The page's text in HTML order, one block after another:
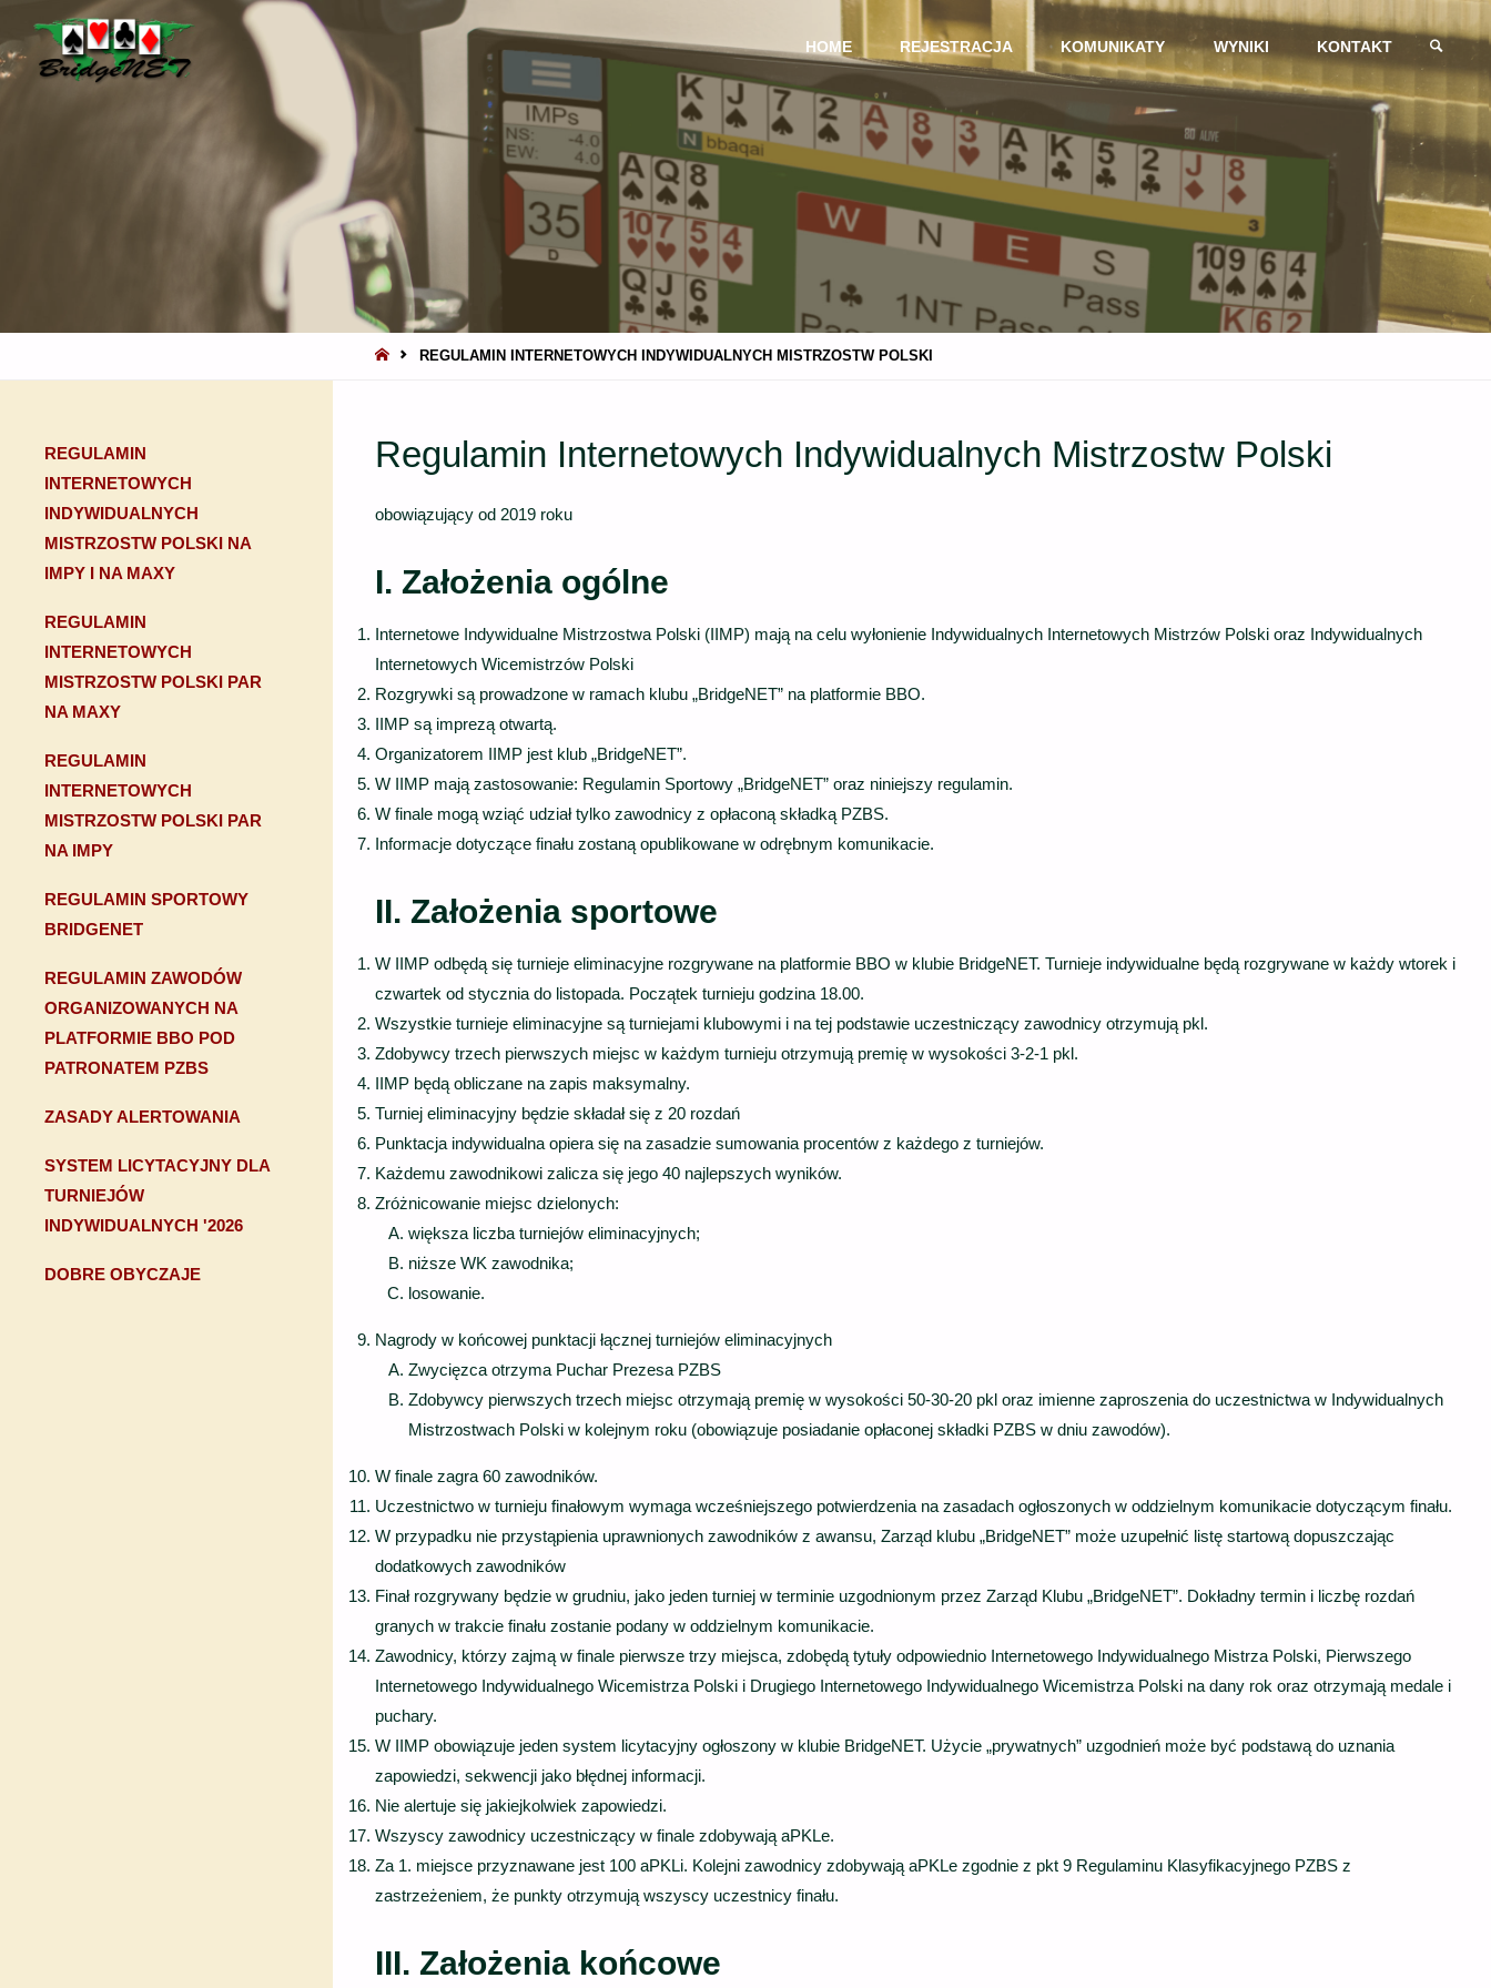
BRIDGENET
do
treści
HOME REJESTRACJA KOMUNIKATY WYNIKI KONTAKT
SZUKAJ
STRONA
REGULAMIN INTERNETOWYCH INDYWIDUALNYCH MISTRZOSTW POLSKI
Regulamin Internetowych Indywidualnych Mistrzostw Polski
obowiązujący od 2019 roku
I. Założenia ogólne
Internetowe Indywidualne Mistrzostwa Polski (IIMP) mają na celu wyłonienie Indywidualnych Internetowych Mistrzów Polski oraz Indywidualnych
Internetowych Wicemistrzów Polski
Rozgrywki są prowadzone w ramach klubu „BridgeNET” na platformie BBO.
IIMP są imprezą otwartą.
Organizatorem IIMP jest klub „BridgeNET”.
W IIMP mają zastosowanie: Regulamin Sportowy „BridgeNET” oraz niniejszy regulamin.
W finale mogą wziąć udział tylko zawodnicy z opłaconą składką PZBS.
Informacje dotyczące finału zostaną opublikowane w odrębnym komunikacie.
II. Założenia sportowe
W IIMP odbędą się turnieje eliminacyjne rozgrywane na platformie BBO w klubie BridgeNET. Turnieje indywidualne będą rozgrywane w każdy wtorek i
czwartek od stycznia do listopada. Początek turnieju godzina 18.00.
Wszystkie turnieje eliminacyjne są turniejami klubowymi i na tej podstawie uczestniczący zawodnicy otrzymują pkl.
Zdobywcy trzech pierwszych miejsc w każdym turnieju otrzymują premię w wysokości 3-2-1 pkl.
IIMP będą obliczane na zapis maksymalny.
Turniej eliminacyjny będzie składał się z 20 rozdań
Punktacja indywidualna opiera się na zasadzie sumowania procentów z każdego z turniejów.
Każdemu zawodnikowi zalicza się jego 40 najlepszych wyników.
Zróżnicowanie miejsc dzielonych:
większa liczba turniejów eliminacyjnych;
niższe WK zawodnika;
losowanie.
Nagrody w końcowej punktacji łącznej turniejów eliminacyjnych
Zwycięzca otrzyma Puchar Prezesa PZBS
Zdobywcy pierwszych trzech miejsc otrzymają premię w wysokości 50-30-20 pkl oraz imienne zaproszenia do uczestnictwa w Indywidualnych
Mistrzostwach Polski w kolejnym roku (obowiązuje posiadanie opłaconej składki PZBS w dniu zawodów).
W finale zagra 60 zawodników.
Uczestnictwo w turnieju finałowym wymaga wcześniejszego potwierdzenia na zasadach ogłoszonych w oddzielnym komunikacie dotyczącym finału.
W przypadku nie przystąpienia uprawnionych zawodników z awansu, Zarząd klubu „BridgeNET” może uzupełnić listę startową dopuszczając
dodatkowych zawodników
Finał rozgrywany będzie w grudniu, jako jeden turniej w terminie uzgodnionym przez Zarząd Klubu „BridgeNET”. Dokładny termin i liczbę rozdań
granych w trakcie finału zostanie podany w oddzielnym komunikacie.
Zawodnicy, którzy zajmą w finale pierwsze trzy miejsca, zdobędą tytuły odpowiednio Internetowego Indywidualnego Mistrza Polski, Pierwszego
Internetowego Indywidualnego Wicemistrza Polski i Drugiego Internetowego Indywidualnego Wicemistrza Polski na dany rok oraz otrzymają medale i
puchary.
W IIMP obowiązuje jeden system licytacyjny ogłoszony w klubie BridgeNET. Użycie „prywatnych” uzgodnień może być podstawą do uznania
zapowiedzi, sekwencji jako błędnej informacji.
Nie alertuje się jakiejkolwiek zapowiedzi.
Wszyscy zawodnicy uczestniczący w finale zdobywają aPKLe.
Za 1. miejsce przyznawane jest 100 aPKLi. Kolejni zawodnicy zdobywają aPKLe zgodnie z pkt 9 Regulaminu Klasyfikacyjnego PZBS z
zastrzeżeniem, że punkty otrzymują wszyscy uczestnicy finału.
III. Założenia końcowe
REGULAMIN
INTERNETOWYCH
INDYWIDUALNYCH
MISTRZOSTW POLSKI NA
IMPY I NA MAXY
REGULAMIN
INTERNETOWYCH
MISTRZOSTW POLSKI PAR
NA MAXY
REGULAMIN
INTERNETOWYCH
MISTRZOSTW POLSKI PAR
NA IMPY
REGULAMIN SPORTOWY
BRIDGENET
REGULAMIN ZAWODÓW
ORGANIZOWANYCH NA
PLATFORMIE BBO POD
PATRONATEM PZBS
ZASADY ALERTOWANIA
SYSTEM LICYTACYJNY DLA
TURNIEJÓW
INDYWIDUALNYCH '2026
DOBRE OBYCZAJE